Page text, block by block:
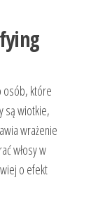
osób, które
są wiotkie,
wrażenie
włosy w
o efekt